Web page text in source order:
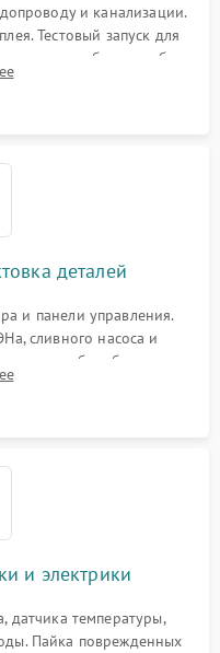
и канализации.
Тестовый запуск для
или сбоев в работе
управления.
деталей
и панели управления.
сливного насоса и
барабана и
люка на разрывы.
и электрики
датчика температуры,
Пайка поврежденных